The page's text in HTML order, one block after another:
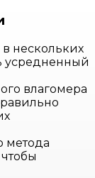
нескольких
усредненный
влагомера
метода